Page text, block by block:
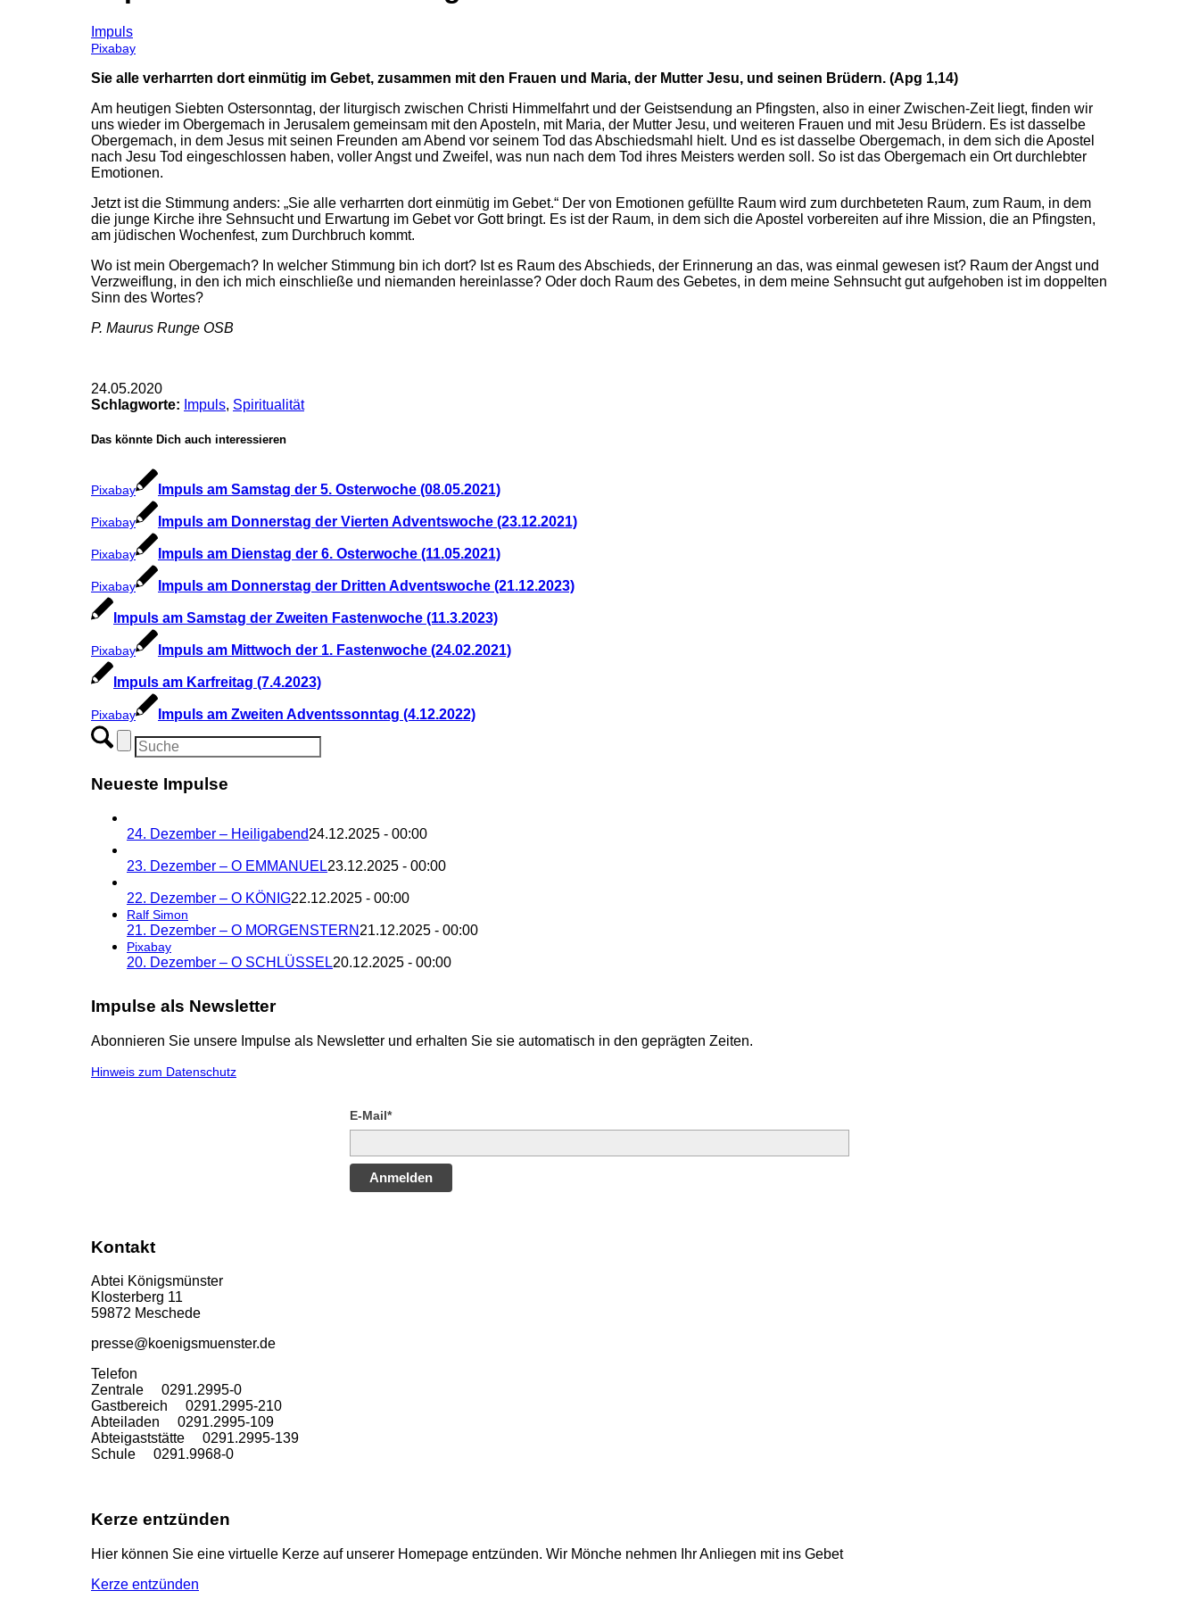
Impuls
Pixabay
Sie alle verharrten dort einmütig im Gebet, zusammen mit den Frauen und Maria, der Mutter Jesu, und seinen Brüdern. (Apg 1,14)
Am heutigen Siebten Ostersonntag, der liturgisch zwischen Christi Himmelfahrt und der Geistsendung an Pfingsten, also in einer Zwischen-Zeit liegt, finden wir
uns wieder im Obergemach in Jerusalem gemeinsam mit den Aposteln, mit Maria, der Mutter Jesu, und weiteren Frauen und mit Jesu Brüdern. Es ist dasselbe
Obergemach, in dem Jesus mit seinen Freunden am Abend vor seinem Tod das Abschiedsmahl hielt. Und es ist dasselbe Obergemach, in dem sich die Apostel
nach Jesu Tod eingeschlossen haben, voller Angst und Zweifel, was nun nach dem Tod ihres Meisters werden soll. So ist das Obergemach ein Ort durchlebter
Emotionen.
Jetzt ist die Stimmung anders: „Sie alle verharrten dort einmütig im Gebet.“ Der von Emotionen gefüllte Raum wird zum durchbeteten Raum, zum Raum, in dem
die junge Kirche ihre Sehnsucht und Erwartung im Gebet vor Gott bringt. Es ist der Raum, in dem sich die Apostel vorbereiten auf ihre Mission, die an Pfingsten,
am jüdischen Wochenfest, zum Durchbruch kommt.
Wo ist mein Obergemach? In welcher Stimmung bin ich dort? Ist es Raum des Abschieds, der Erinnerung an das, was einmal gewesen ist? Raum der Angst und
Verzweiflung, in den ich mich einschließe und niemanden hereinlasse? Oder doch Raum des Gebetes, in dem meine Sehnsucht gut aufgehoben ist im doppelten
Sinn des Wortes?
P. Maurus Runge OSB
24.05.2020
Schlagworte: Impuls, Spiritualität
Das könnte Dich auch interessieren
Pixabay Impuls am Samstag der 5. Osterwoche (08.05.2021)
Pixabay Impuls am Donnerstag der Vierten Adventswoche (23.12.2021)
Pixabay Impuls am Dienstag der 6. Osterwoche (11.05.2021)
Pixabay Impuls am Donnerstag der Dritten Adventswoche (21.12.2023)
Impuls am Samstag der Zweiten Fastenwoche (11.3.2023)
Pixabay Impuls am Mittwoch der 1. Fastenwoche (24.02.2021)
Impuls am Karfreitag (7.4.2023)
Pixabay Impuls am Zweiten Adventssonntag (4.12.2022)
Neueste Impulse
24. Dezember – Heiligabend24.12.2025 - 00:00
23. Dezember – O EMMANUEL23.12.2025 - 00:00
22. Dezember – O KÖNIG22.12.2025 - 00:00
Ralf Simon
21. Dezember – O MORGENSTERN21.12.2025 - 00:00
Pixabay
20. Dezember – O SCHLÜSSEL20.12.2025 - 00:00
Impulse als Newsletter
Abonnieren Sie unsere Impulse als Newsletter und erhalten Sie sie automatisch in den geprägten Zeiten.
Hinweis zum Datenschutz
E-Mail*
Anmelden
Kontakt
Abtei Königsmünster
Klosterberg 11
59872 Meschede
presse@koenigsmuenster.de
Telefon
Zentrale 0291.2995-0
Gastbereich 0291.2995-210
Abteiladen 0291.2995-109
Abteigaststätte 0291.2995-139
Schule 0291.9968-0
Kerze entzünden
Hier können Sie eine virtuelle Kerze auf unserer Homepage entzünden. Wir Mönche nehmen Ihr Anliegen mit ins Gebet
Kerze entzünden